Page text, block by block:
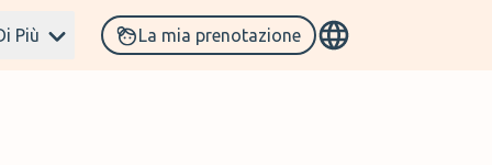
Più La mia prenotazione